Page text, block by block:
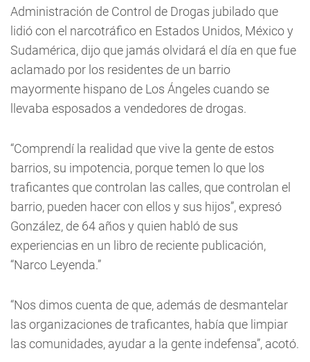
Administración de Control de Drogas jubilado que
lidió con el narcotráfico en Estados Unidos, México y
Sudamérica, dijo que jamás olvidará el día en que fue
aclamado por los residentes de un barrio
mayormente hispano de Los Ángeles cuando se
llevaba esposados a vendedores de drogas.
“Comprendí la realidad que vive la gente de estos
barrios, su impotencia, porque temen lo que los
traficantes que controlan las calles, que controlan el
barrio, pueden hacer con ellos y sus hijos”, expresó
González, de 64 años y quien habló de sus
experiencias en un libro de reciente publicación,
“Narco Leyenda.”
“Nos dimos cuenta de que, además de desmantelar
las organizaciones de traficantes, había que limpiar
las comunidades, ayudar a la gente indefensa”, acotó.